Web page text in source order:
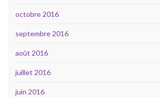
octobre 2016
septembre 2016
août 2016
juillet 2016
juin 2016